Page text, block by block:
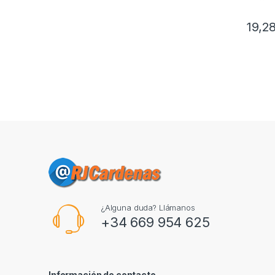
¿Alguna duda? Llámanos
+34 669 954 625